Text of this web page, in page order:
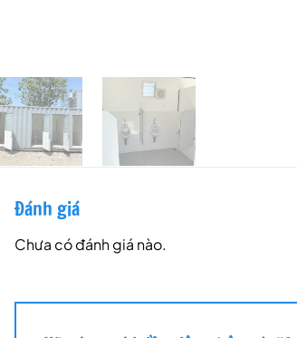
Đánh giá
Chưa có đánh giá nào.